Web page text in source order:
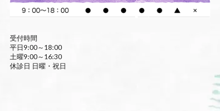
受付時間
平日9:00～18:00
土曜9:00～16:30
休診日 日曜・祝日